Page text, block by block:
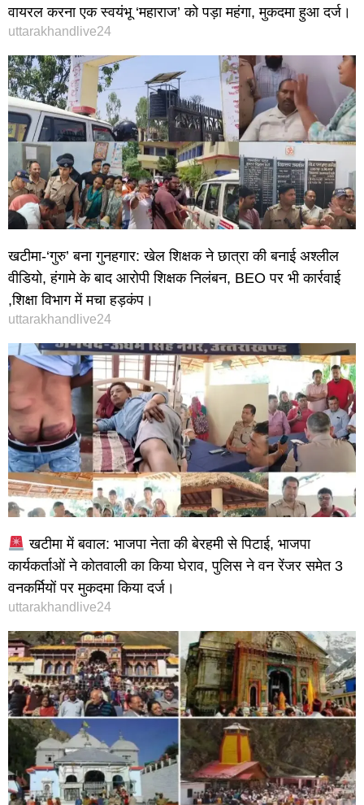
वायरल करना एक स्वयंभू ‘महाराज’ को पड़ा महंगा, मुकदमा हुआ दर्ज।
uttarakhandlive24
खटीमा-‘गुरु’ बना गुनहगार: खेल शिक्षक ने छात्रा की बनाई अश्लील
वीडियो, हंगामे के बाद आरोपी शिक्षक निलंबन, BEO पर भी कार्रवाई
,शिक्षा विभाग में मचा हड़कंप।
uttarakhandlive24
खटीमा में बवाल: भाजपा नेता की बेरहमी से पिटाई, भाजपा
कार्यकर्ताओं ने कोतवाली का किया घेराव, पुलिस ने वन रेंजर समेत 3
वनकर्मियों पर मुकदमा किया दर्ज।
uttarakhandlive24